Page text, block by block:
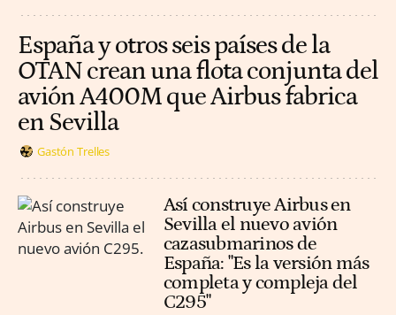
España y otros seis países de la
OTAN crean una flota conjunta del
avión A400M que Airbus fabrica
en Sevilla
Gastón Trelles
Así construye Airbus en
Sevilla el nuevo avión
cazasubmarinos de
España: "Es la versión más
completa y compleja del
C295"